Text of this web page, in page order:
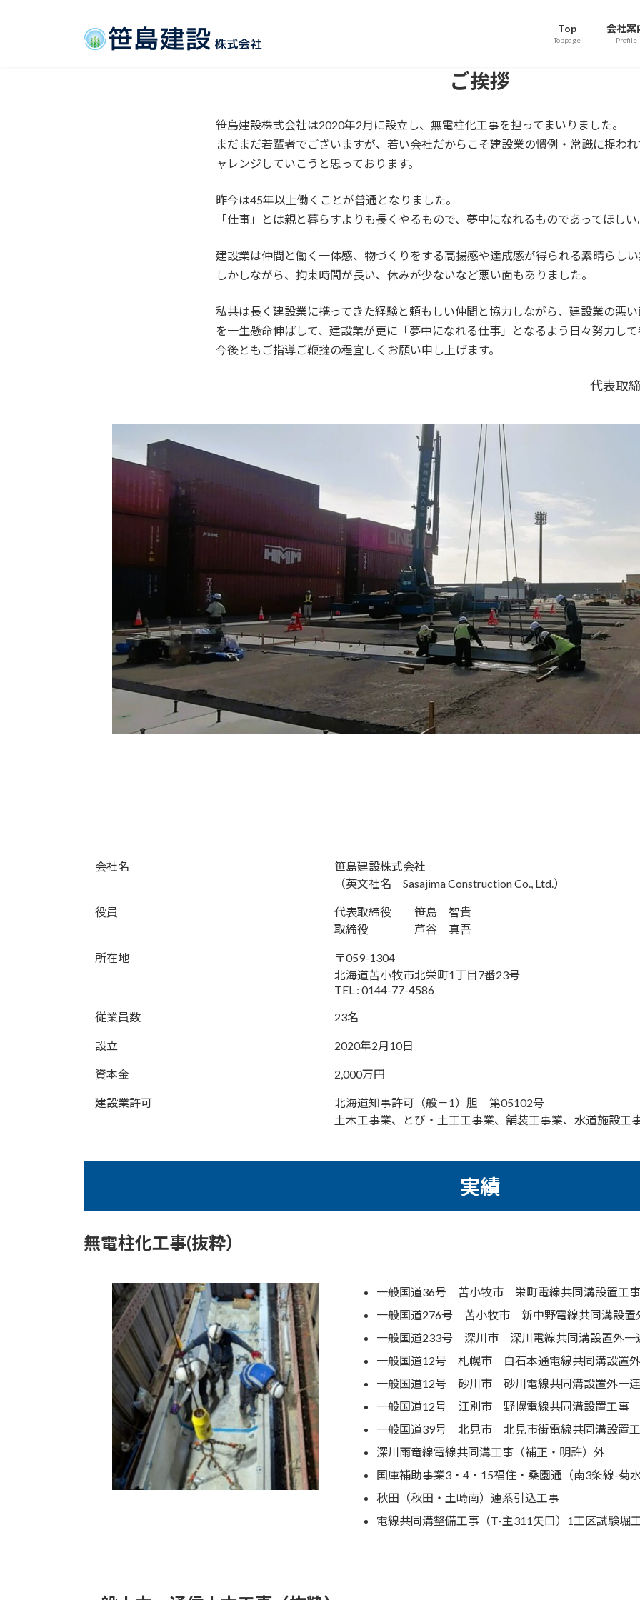
Top
Toppage
会社案
Profile
ご挨拶
笹島建設株式会社は2020年2月に設立し、無電柱化工事を担ってまいりました。
まだまだ若輩者でございますが、若い会社だからこそ建設業の慣例・常識に捉わ
ャレンジしていこうと思っております。
昨今は45年以上働くことが普通となりました。
「仕事」とは親と暮らすよりも長くやるもので、夢中になれるものであってほしい
建設業は仲間と働く一体感、物づくりをする高揚感や達成感が得られる素晴らし
しかしながら、拘束時間が長い、休みが少ないなど悪い面もありました。
私共は長く建設業に携ってきた経験と頼もしい仲間と協力しながら、建設業の悪
を一生懸命伸ばして、建設業が更に「夢中になれる仕事」となるよう日々努力し
今後ともご指導ご鞭撻の程宜しくお願い申し上げます。
代表取
会社名
笹島建設株式会社
（英文社名 Sasajima Construction Co., Ltd.）
役員
代表取締役 笹島 智貴
取締役 芦谷 真吾
所在地
〒059-1304
北海道苫小牧市北栄町1丁目7番23号
TEL : 0144-77-4586
従業員数
23名
設立 2020年2月10日
資本金 2,000万円
建設業許可
北海道知事許可（般－1）胆 第05102号
土木工事業、とび・土工工事業、舗装工事業、水道施設工
実績
無電柱化工事(抜粋）
一般国道36号 苫小牧市 栄町電線共同溝設置工事
一般国道276号 苫小牧市 新中野電線共同溝設置
一般国道233号 深川市 深川電線共同溝設置外一
一般国道12号 札幌市 白石本通電線共同溝設置
一般国道12号 砂川市 砂川電線共同溝設置外一
一般国道12号 江別市 野幌電線共同溝設置工事
一般国道39号 北見市 北見市街電線共同溝設置
深川雨竜線電線共同溝工事（補正・明許）外
国庫補助事業3・4・15福住・桑園通（南3条線-菊
秋田（秋田・土崎南）連系引込工事
電線共同溝整備工事（T-主311矢口）1工区試験堀